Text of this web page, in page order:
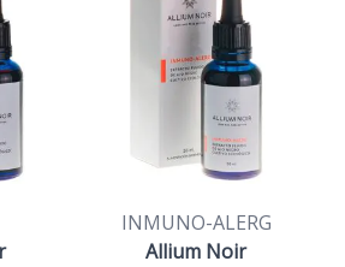
INMUNO-ALERG
Allium Noir